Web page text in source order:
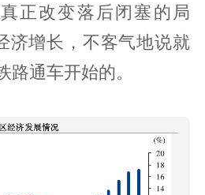
正改变落后闭塞的局
济增长，不客气地说就
通车开始的。